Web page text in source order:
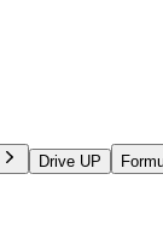
Drive UP